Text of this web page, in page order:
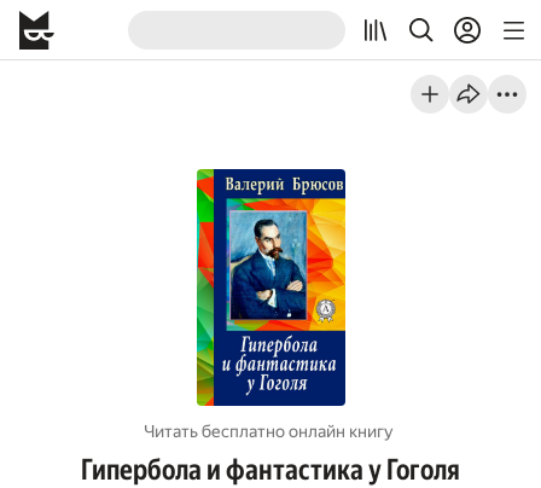
Читать бесплатно онлайн книгу
Гипербола и фантастика у Гоголя